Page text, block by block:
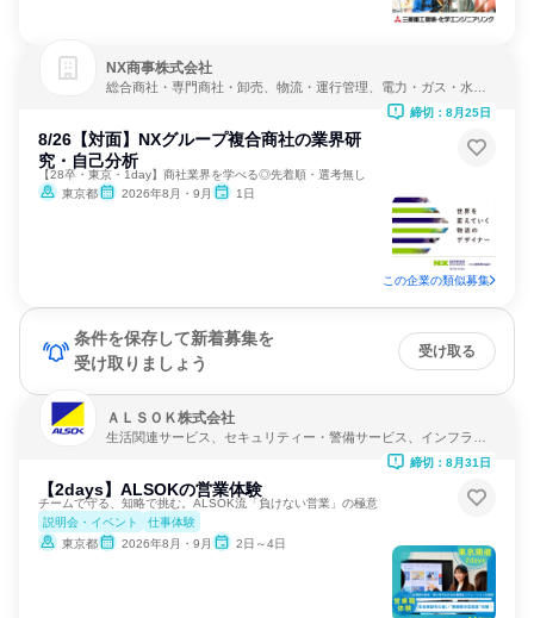
NX商事株式会社
総合商社・専門商社・卸売、物流・運行管理、電力・ガス・水
8/26【対面】NXグループ複合商社の業界研
究・自己分析
【28卒・東京・1day】商社業界を学べる◎先着順・選考無し
東京都
2026年8月・9月 1日
締切：8月25日
この企業の類似募集
条件を保存して新着募集を
受け取りましょう
受け取る
ＡＬＳＯＫ株式会社
生活関連サービス、セキュリティー・警備サービス、インフラ・
【2days】ALSOKの営業体験
チームで守る、知略で挑む。ALSOK流「負けない営業」の極意
説明会・イベント
仕事体験
東京都
2026年8月・9月 2日～4日
締切：8月31日